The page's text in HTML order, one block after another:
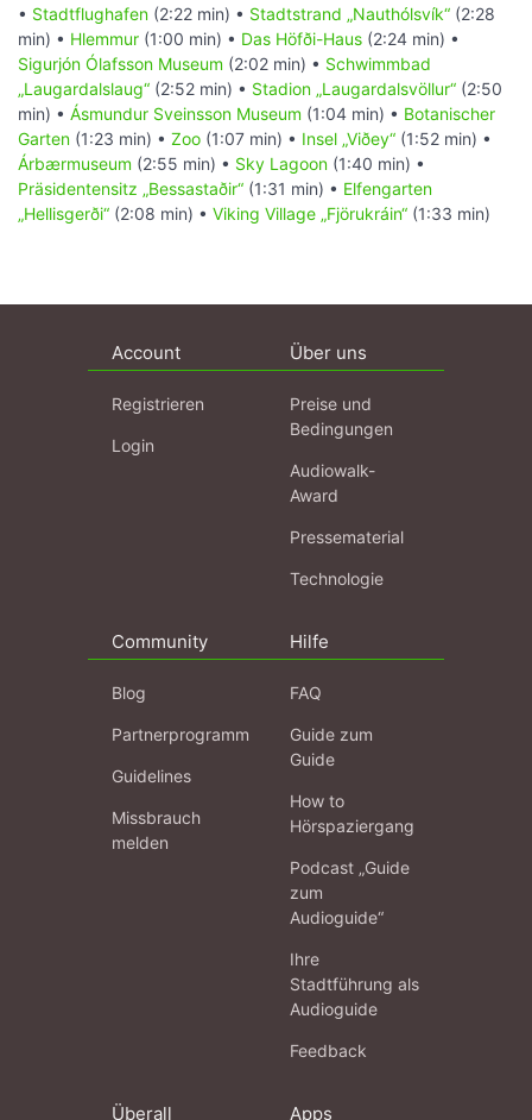
• Stadtflughafen (2:22 min) • Stadtstrand „Nauthólsvík“ (2:28
min) • Hlemmur (1:00 min) • Das Höfði-Haus (2:24 min) •
Sigurjón Ólafsson Museum (2:02 min) • Schwimmbad
„Laugardalslaug“ (2:52 min) • Stadion „Laugardalsvöllur“ (2:50
min) • Ásmundur Sveinsson Museum (1:04 min) • Botanischer
Garten (1:23 min) • Zoo (1:07 min) • Insel „Viðey“ (1:52 min) •
Árbærmuseum (2:55 min) • Sky Lagoon (1:40 min) •
Präsidentensitz „Bessastaðir“ (1:31 min) • Elfengarten
„Hellisgerði“ (2:08 min) • Viking Village „Fjörukráin“ (1:33 min)
Account
Registrieren
Login
Über uns
Preise und
Bedingungen
Audiowalk-
Award
Pressematerial
Technologie
Community
Blog
Partnerprogramm
Guidelines
Missbrauch
melden
Hilfe
FAQ
Guide zum
Guide
How to
Hörspaziergang
Podcast „Guide
zum
Audioguide“
Ihre
Stadtführung als
Audioguide
Feedback
Überall Apps